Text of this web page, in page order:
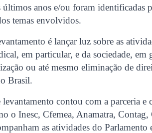
anos e/ou foram identificadas
temas envolvidos.
é lançar luz sobre as
em particular, e da sociedade, em
ou até mesmo eliminação de
Brasil.
levantamento contou com a parceria e
o Inesc, Cfemea, Anamatra, Contag,
as atividades do